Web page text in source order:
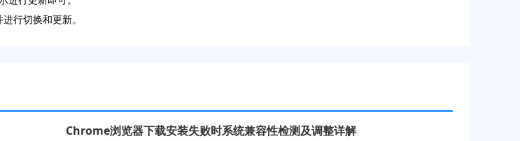
行切换和更新。
Chrome浏览器下载安装失败时系统兼容性检测及调整详解